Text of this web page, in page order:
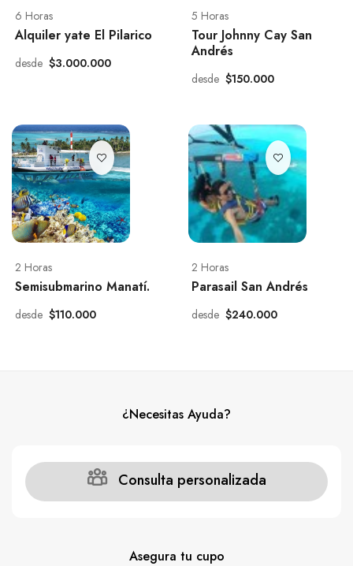
6 Horas
Alquiler yate El Pilarico
desde $3.000.000
5 Horas
Tour Johnny Cay San
Andrés
desde $150.000
2 Horas
Semisubmarino Manatí.
desde $110.000
2 Horas
Parasail San Andrés
desde $240.000
¿Necesitas Ayuda?
Consulta personalizada
Asegura tu cupo